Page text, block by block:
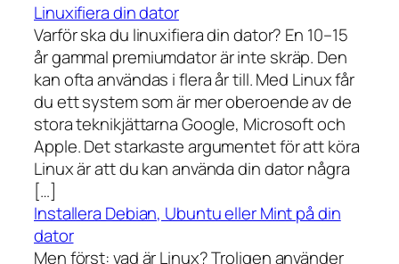
Linuxifiera din dator
Varför ska du linuxifiera din dator? En 10–15
år gammal premiumdator är inte skräp. Den
kan ofta användas i flera år till. Med Linux får
du ett system som är mer oberoende av de
stora teknikjättarna Google, Microsoft och
Apple. Det starkaste argumentet för att köra
Linux är att du kan använda din dator några
[…]
Installera Debian, Ubuntu eller Mint på din
dator
Men först: vad är Linux? Troligen använder